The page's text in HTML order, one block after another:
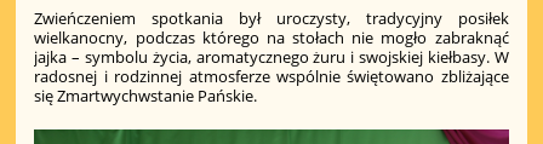
Zwieńczeniem spotkania był uroczysty, tradycyjny posiłek
wielkanocny, podczas którego na stołach nie mogło zabraknąć
jajka – symbolu życia, aromatycznego żuru i swojskiej kiełbasy. W
radosnej i rodzinnej atmosferze wspólnie świętowano zbliżające
się Zmartwychwstanie Pańskie.